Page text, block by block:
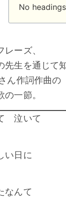
No
ーズ、
生を通じて
ん作詞作曲の
一節。
泣いて
日に
なんて